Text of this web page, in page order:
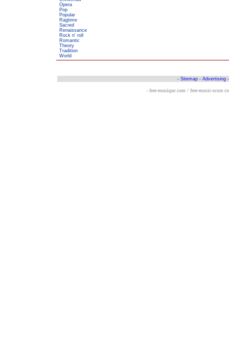
Opera
Pop
Popular
Ragtime
Sacred
Renaissance
Rock n' roll
Romantic
Theory
Tradition
World
- Sitemap - Advertising
- free-musique.com / free-music-